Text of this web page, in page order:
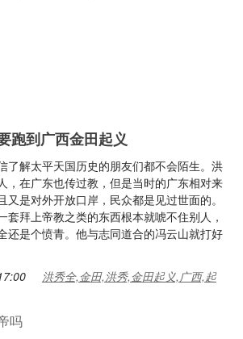
跑到广西金田起义
了解太平天国历史的朋友们都不会陌生。洪
，在广东也传过教，但是当时的广东相对来
又是对外开放口岸，民众都是见过世面的。
套拜上帝教之类的东西根本就唬不住别人，
还是个愤青。他与志同道合的冯云山就打好
洪秀全,金田,洪秀,金田起义,广西,起